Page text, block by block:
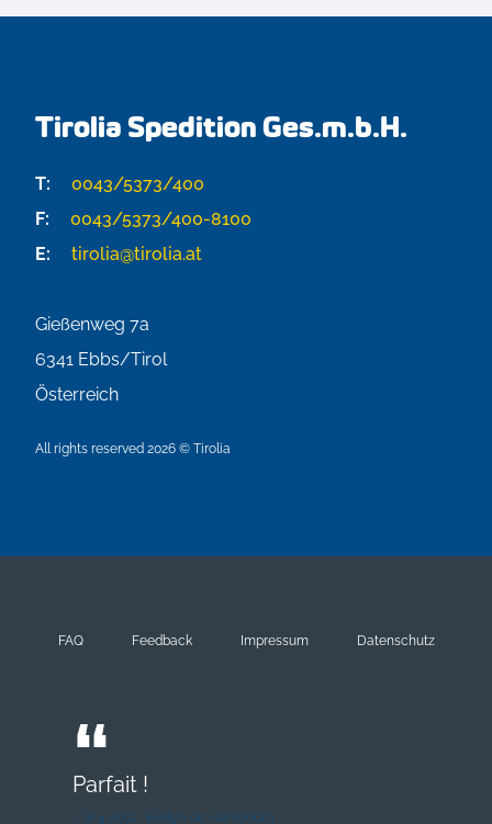
Tirolia Spedition Ges.m.b.H.
T:
0043/5373/400
F:
0043/5373/400-8100
E:
tirolia@tirolia.at
Gießenweg 7a
6341 Ebbs/Tirol
Österreich
All rights reserved 2026 © Tirolia
FAQ Feedback Impressum Datenschutz
Parfait !
le 4 août , Evelyn de Hambourg